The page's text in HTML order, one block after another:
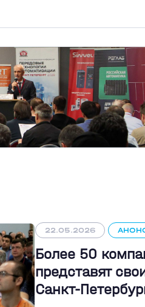
22.05.2026
Более 50
представят
Санкт-